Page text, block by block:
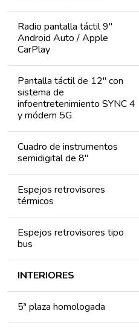
Radio pantalla táctil 9″
Android Auto / Apple
CarPlay
Pantalla táctil de 12″ con
sistema de
infoentretenimiento SYNC 4
y módem 5G
Cuadro de instrumentos
semidigital de 8″
Espejos retrovisores
térmicos
Espejos retrovisores tipo
bus
INTERIORES
5ª plaza homologada